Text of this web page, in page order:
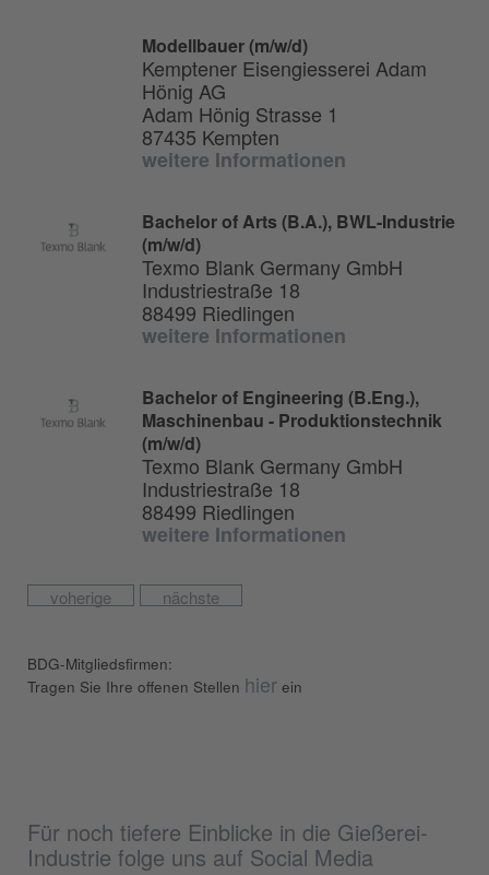
Modellbauer (m/w/d)
Kemptener Eisengiesserei Adam
Hönig AG
Adam Hönig Strasse 1
87435 Kempten
weitere Informationen
Bachelor of Arts (B.A.), BWL-Industrie
(m/w/d)
Texmo Blank Germany GmbH
Industriestraße 18
88499 Riedlingen
weitere Informationen
Bachelor of Engineering (B.Eng.),
Maschinenbau - Produktionstechnik
(m/w/d)
Texmo Blank Germany GmbH
Industriestraße 18
88499 Riedlingen
weitere Informationen
voherige nächste
BDG-Mitgliedsfirmen:
Tragen Sie Ihre offenen Stellen hier ein
Für noch tiefere Einblicke in die Gießerei-
Industrie folge uns auf Social Media